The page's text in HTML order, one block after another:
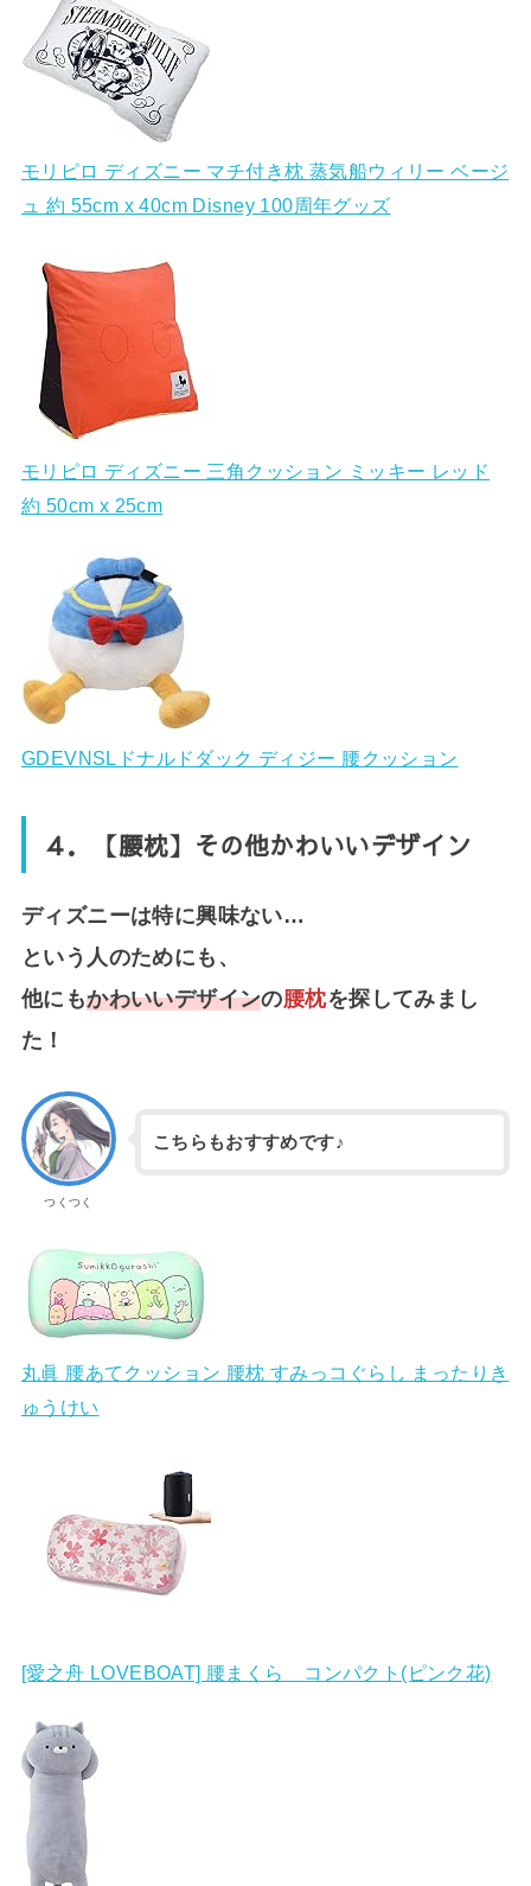
モリピロ ディズニー マチ付き枕 蒸気船ウィリー ベージ
ュ 約 55cm x 40cm Disney 100周年グッズ
モリピロ ディズニー 三角クッション ミッキー レッド
約 50cm x 25cm
GDEVNSLドナルドダック ディジー 腰クッション
４．【腰枕】その他かわいいデザイン
ディズニーは特に興味ない…
という人のためにも、
他にもかわいいデザインの腰枕を探してみまし
た！
つくつく
こちらもおすすめです♪
丸眞 腰あてクッション 腰枕 すみっコぐらし まったりき
ゅうけい
[愛之舟 LOVEBOAT] 腰まくら コンパクト(ピンク花)